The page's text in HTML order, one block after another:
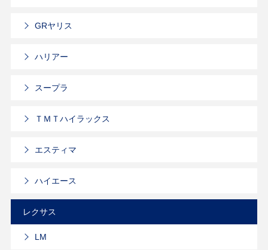
GRヤリス
ハリアー
スープラ
ＴＭＴハイラックス
エスティマ
ハイエース
レクサス
LM